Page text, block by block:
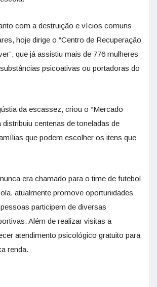
com a destruição e vícios comuns
hoje dirige o “Centro de Recuperação
que já assistiu mais de 776 mulheres
psicoativas ou portadoras do
da escassez, criou o “Mercado
distribuiu centenas de toneladas de
que podem escolher os itens que
era chamado para o time de futebol
atualmente promove oportunidades
participem de diversas
Além de realizar visitas a
atendimento psicológico gratuito para
renda.